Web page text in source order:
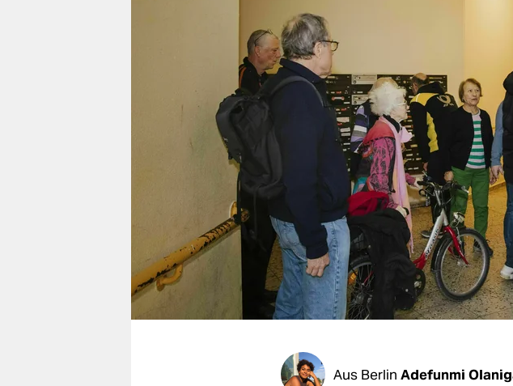
veranstaltungen
fragen & hilfe
unterstützen
abo
genossenschaft
Aus Berlin Adefunmi